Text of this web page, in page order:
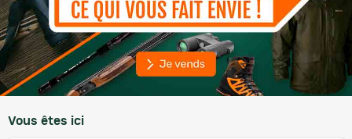
Vous êtes ici